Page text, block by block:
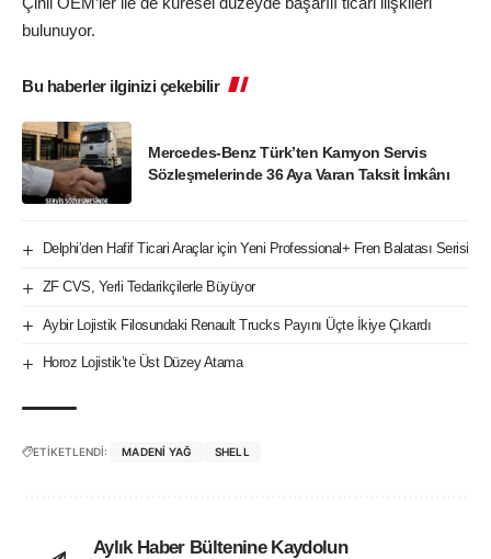
bulunuyor.
Bu haberler ilginizi çekebilir
Mercedes-Benz Türk’ten Kamyon Servis
Sözleşmelerinde 36 Aya Varan Taksit İmkânı
Delphi’den Hafif Ticari Araçlar için Yeni Professional+ Fren Balatası Serisi
ZF CVS, Yerli Tedarikçilerle Büyüyor
Aybir Lojistik Filosundaki Renault Trucks Payını Üçte İkiye Çıkardı
Horoz Lojistik’te Üst Düzey Atama
ETİKETLENDİ: MADENI YAĞ SHELL
Aylık Haber Bültenine Kaydolun